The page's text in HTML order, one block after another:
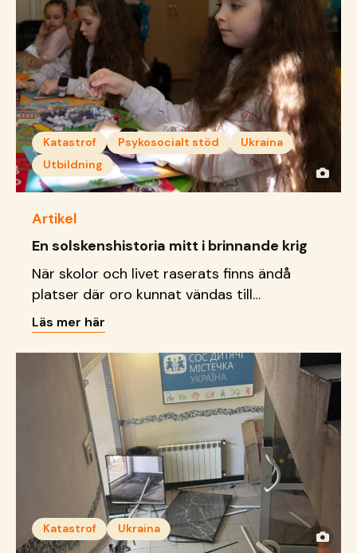
Katastrof Psykosocialt stöd
Ukraina
Utbildning
Artikel
En solskenshistoria mitt i brinnande krig
När skolor och livet raserats finns ändå
platser där oro kunnat vändas till
delaktighet, kreativitet och
framtidsdrömmar.
Läs mer här
Katastrof Ukraina